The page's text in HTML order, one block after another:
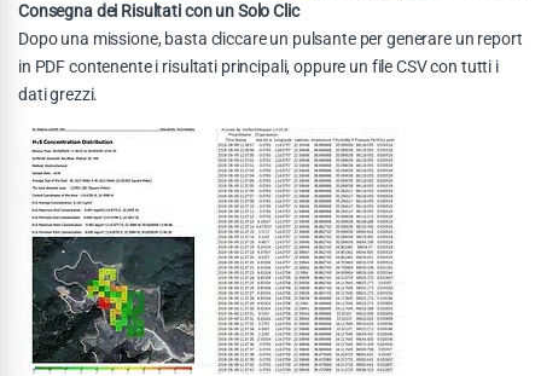
Consegna dei Risultati con un Solo Clic
Dopo una missione, basta cliccare un pulsante per generare un report
in PDF contenente i risultati principali, oppure un file CSV con tutti i
dati grezzi.